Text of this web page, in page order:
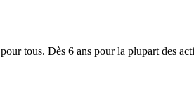
tous. Dès 6 ans pour la plupart des